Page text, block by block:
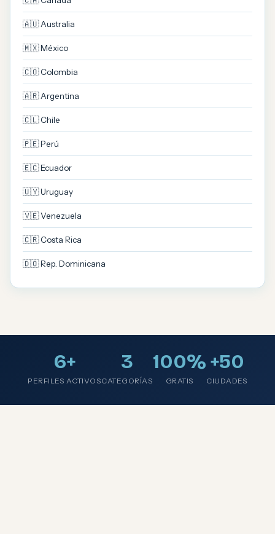
🇦🇺 Australia
🇲🇽 México
🇨🇴 Colombia
🇦🇷 Argentina
🇨🇱 Chile
🇵🇪 Perú
🇪🇨 Ecuador
🇺🇾 Uruguay
🇻🇪 Venezuela
🇨🇷 Costa Rica
🇩🇴 Rep. Dominicana
6+
PERFILES ACTIVOS
3
CATEGORÍAS
100%
GRATIS
+50
CIUDADES